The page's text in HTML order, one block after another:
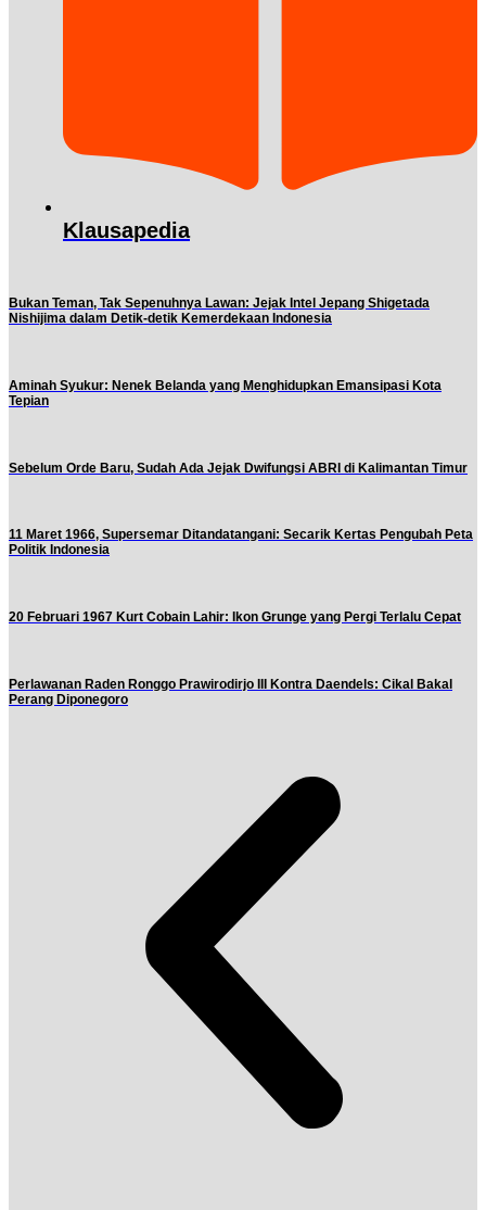
Klausapedia
Bukan Teman, Tak Sepenuhnya Lawan: Jejak Intel Jepang Shigetada
Nishijima dalam Detik-detik Kemerdekaan Indonesia
Aminah Syukur: Nenek Belanda yang Menghidupkan Emansipasi Kota
Tepian
Sebelum Orde Baru, Sudah Ada Jejak Dwifungsi ABRI di Kalimantan Timur
11 Maret 1966, Supersemar Ditandatangani: Secarik Kertas Pengubah Peta
Politik Indonesia
20 Februari 1967 Kurt Cobain Lahir: Ikon Grunge yang Pergi Terlalu Cepat
Perlawanan Raden Ronggo Prawirodirjo III Kontra Daendels: Cikal Bakal
Perang Diponegoro